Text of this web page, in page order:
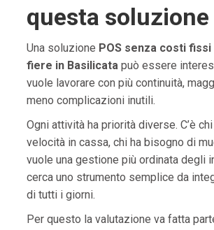
questa soluzione
Una soluzione POS senza costi
fiere in Basilicatapuò essere
vuole lavorare con più continuità,
meno complicazioni inutili.
Ogni attività ha priorità diverse. C’è
velocità in cassa, chi ha bisogno di
vuole una gestione più ordinata degli
cerca uno strumento semplice da
di tutti i giorni.
Per questo la valutazione va fatta